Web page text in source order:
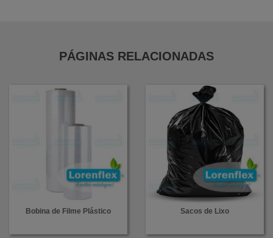
PÁGINAS RELACIONADAS
Bobina de Filme Plástico Sacos de Lixo